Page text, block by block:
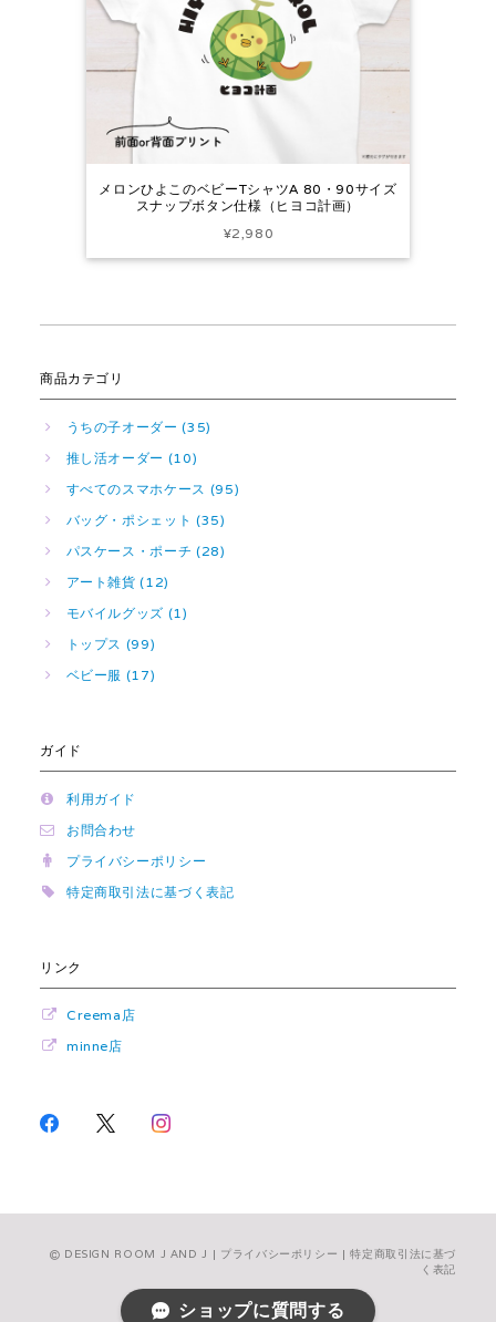
メロンひよこのベビーTシャツA 80・90サイズ
スナップボタン仕様（ヒヨコ計画）
¥2,980
商品カテゴリ
うちの子オーダー (35)
推し活オーダー (10)
すべてのスマホケース (95)
バッグ・ポシェット (35)
パスケース・ポーチ (28)
アート雑貨 (12)
モバイルグッズ (1)
トップス (99)
ベビー服 (17)
ガイド
利用ガイド
お問合わせ
プライバシーポリシー
特定商取引法に基づく表記
リンク
Creema店
minne店
DESIGN ROOM J AND J | プライバシーポリシー |特定商取引法に基づ
く表記
ショップに質問する